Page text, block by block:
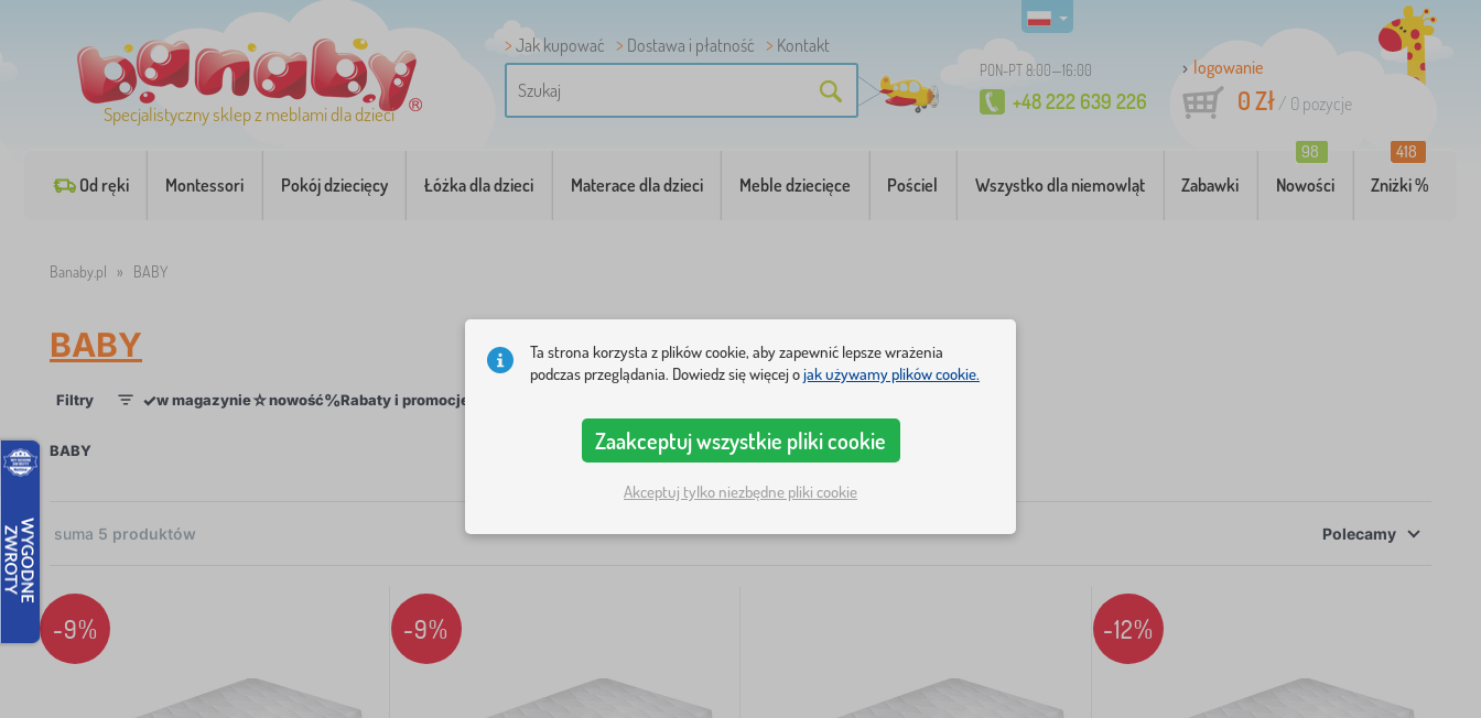
Specjalistyczny sklep z meblami dla dzieci
Jak kupować Dostawa i płatność Kontakt
PON-PT 8:00—16:00
+48 222 639 226
logowanie
0 Zł/ 0 pozycje
Od ręki Montessori Pokój dziecięcy Łóżka dla dzieci Materace dla dzieci Meble dziecięce Pościel Wszystko dla niemowląt Zabawki Nowości
98
Zniżki %
418
Banaby.pl » BABY
BABY
Filtry ✓w magazynie☆nowość%Rabaty i promocje
5
BABY
suma 5 produktów
-9% -9% -12%
Ta strona korzysta z plików cookie, aby zapewnić lepsze wrażenia
podczas przeglądania. Dowiedz się więcej ojak używamy plików cookie.
Zaakceptuj wszystkie pliki cookie
Akceptuj tylko niezbędne pliki cookie